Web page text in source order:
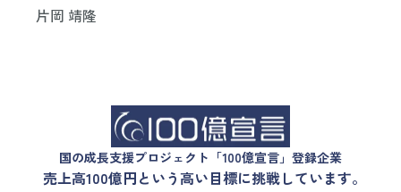
片岡 靖隆
国の成長支援プロジェクト「100億宣言」登録企業
売上高100億円という高い目標に挑戦しています。